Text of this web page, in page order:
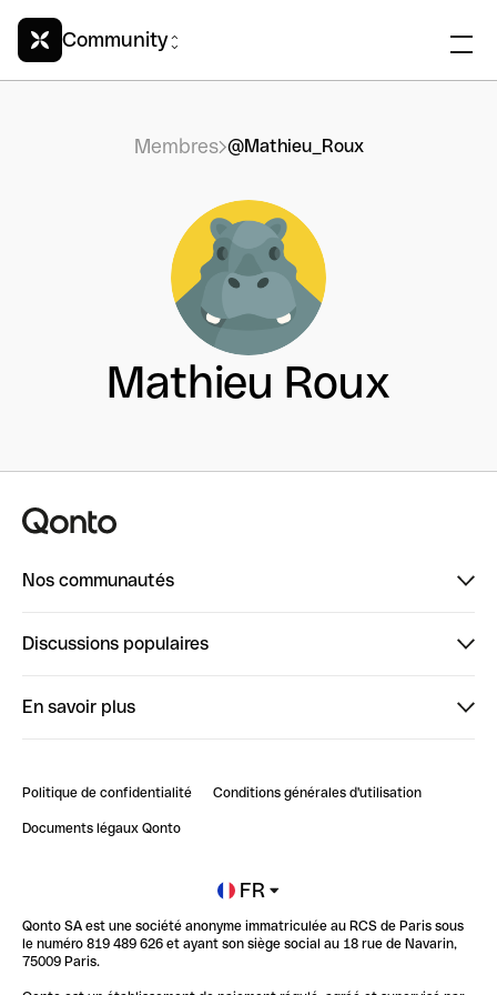
Community
Membres @Mathieu_Roux
Mathieu Roux
Nos communautés
ClubQonto
Discussions populaires
Impact de l'IA sur les carrières/productivité
En savoir plus
Blog
Newsroom
Glossaire finance
Politique de confidentialité Conditions générales d'utilisation
Documents légaux Qonto
FR
Qonto SA est une société anonyme immatriculée au RCS de Paris sous
le numéro 819 489 626 et ayant son siège social au 18 rue de Navarin,
75009 Paris.